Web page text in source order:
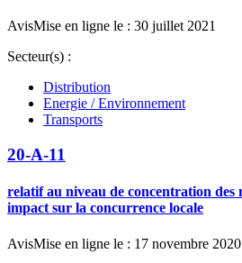
AvisMise en ligne le : 30 juillet 2021
Secteur(s) :
Distribution
Energie / Environnement
Transports
20-A-11
relatif au niveau de concentration des
impact sur la concurrence locale
AvisMise en ligne le : 17 novembre 2020